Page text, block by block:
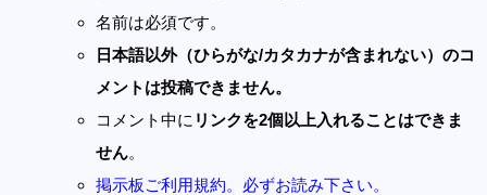
名前は必須です。
日本語以外（ひらがな/カタカナが含まれない）のコ
メントは投稿できません。
コメント中に リンクを2個以上入れることはできま
せん。
掲示板ご利用規約。必ずお読み下さい。